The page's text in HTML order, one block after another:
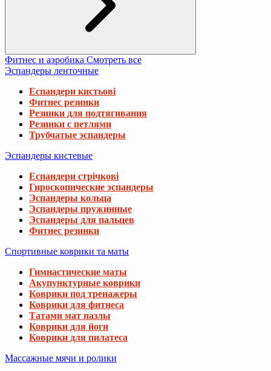
Фитнес и аэробика Смотреть все
Эспандеры ленточные
Еспандери кистьові
Фитнес резинки
Резинки для подтягивания
Резинки с петлями
Трубчатые эспандеры
Эспандеры кистевые
Еспандери стрічкові
Гироскопические эспандеры
Эспандеры кольца
Эспандеры пружинные
Эспандеры для пальцев
Фитнес резинки
Спортивные коврики та маты
Гимнастические маты
Акупунктурные коврики
Коврики под тренажеры
Коврики для фитнеса
Татами мат пазлы
Коврики для йоги
Коврики для пилатеса
Массажные мячи и ролики